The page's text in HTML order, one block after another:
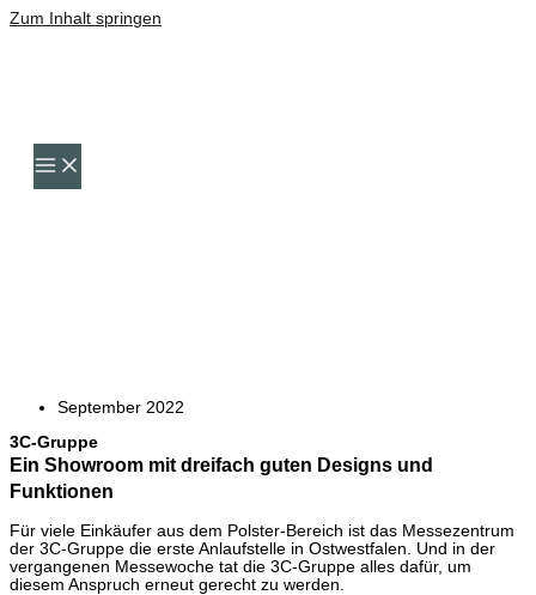
Zum Inhalt springen
September 2022
3C-Gruppe
Ein Showroom mit dreifach guten Designs und
Funktionen
Für viele Einkäufer aus dem Polster-Bereich ist das Messezentrum
der 3C-Gruppe die erste Anlaufstelle in Ostwestfalen. Und in der
vergangenen Messewoche tat die 3C-Gruppe alles dafür, um
diesem Anspruch erneut gerecht zu werden.